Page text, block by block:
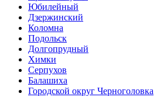
Юбилейный
Дзержинский
Коломна
Подольск
Долгопрудный
Химки
Серпухов
Балашиха
Городской округ Черноголовка